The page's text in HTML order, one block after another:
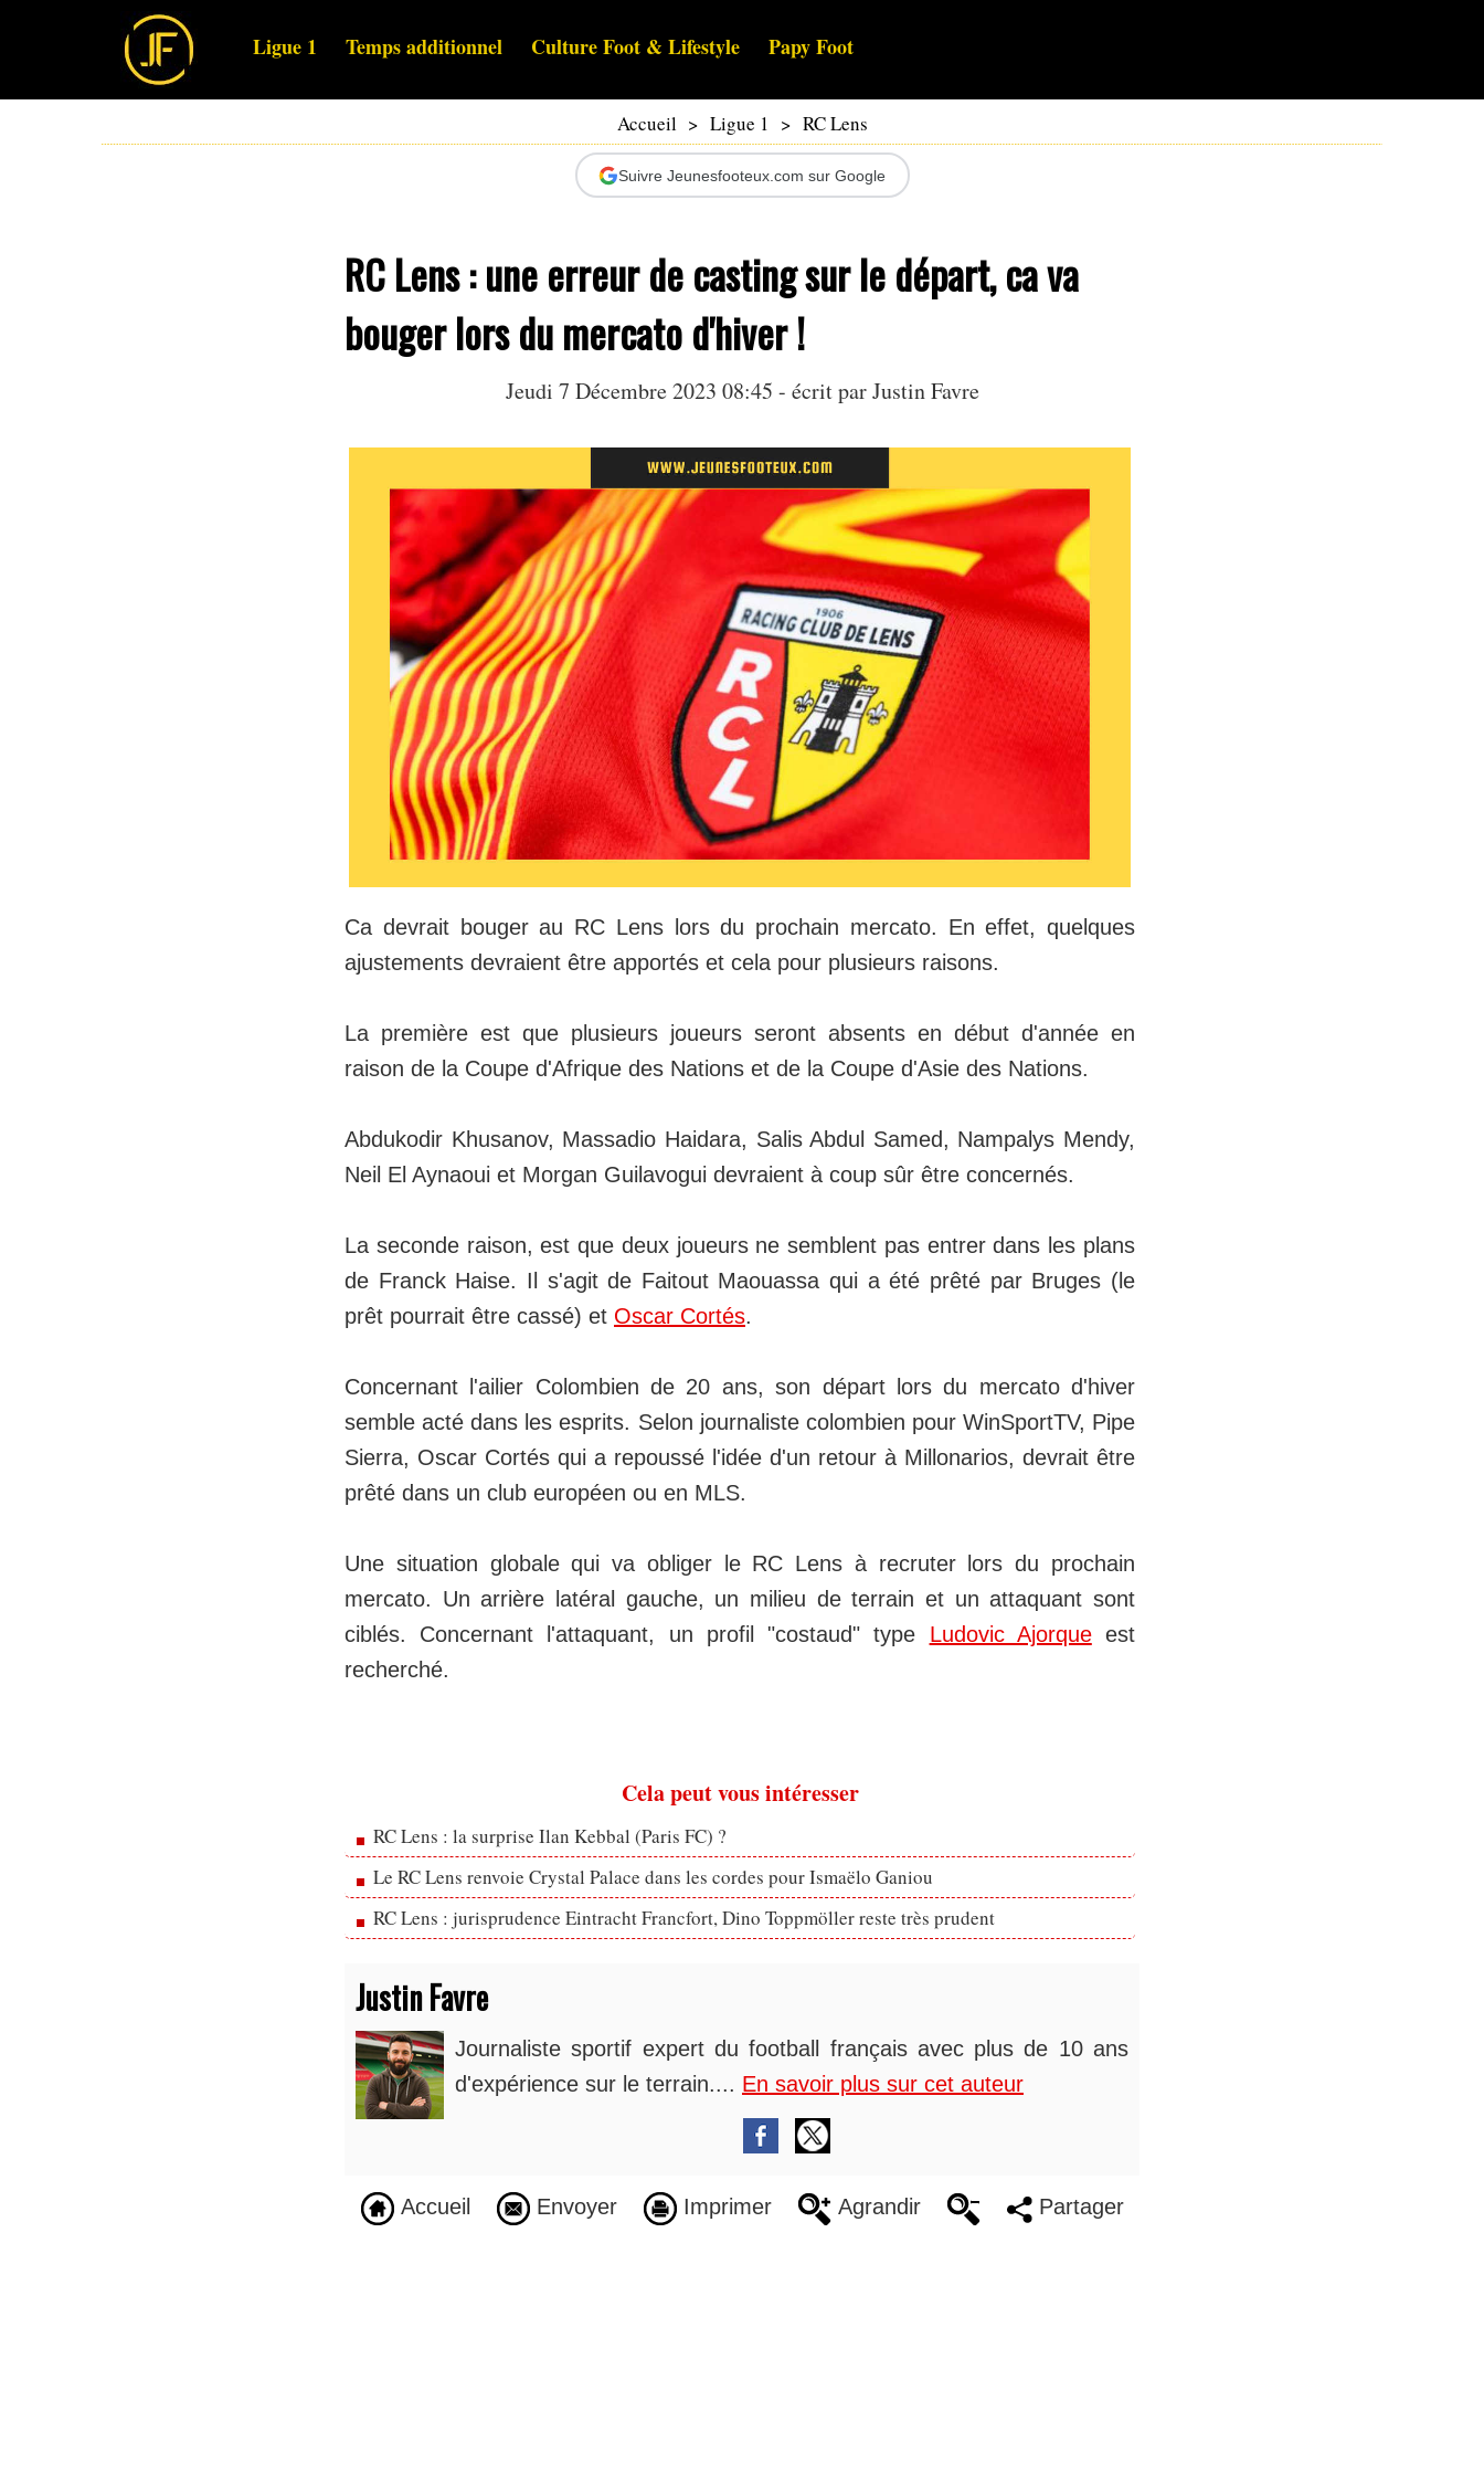
Ligue 1 Temps additionnel Culture Foot & Lifestyle Papy Foot
Accueil > Ligue 1 > RC Lens
Suivre Jeunesfooteux.com sur Google
RC Lens : une erreur de casting sur le départ, ca va
bouger lors du mercato d'hiver !
Jeudi 7 Décembre 2023 08:45 - écrit parJustin Favre
Ca devrait bouger au RC Lens lors du prochain mercato. En effet, quelques
ajustements devraient être apportés et cela pour plusieurs raisons.
La première est que plusieurs joueurs seront absents en début d'année en
raison de la Coupe d'Afrique des Nations et de la Coupe d'Asie des Nations.
Abdukodir Khusanov, Massadio Haidara, Salis Abdul Samed, Nampalys Mendy,
Neil El Aynaoui et Morgan Guilavogui devraient à coup sûr être concernés.
La seconde raison, est que deux joueurs ne semblent pas entrer dans les plans
de Franck Haise. Il s'agit de Faitout Maouassa qui a été prêté par Bruges (le
prêt pourrait être cassé) et Oscar Cortés.
Concernant l'ailier Colombien de 20 ans, son départ lors du mercato d'hiver
semble acté dans les esprits. Selon journaliste colombien pour WinSportTV, Pipe
Sierra, Oscar Cortés qui a repoussé l'idée d'un retour à Millonarios, devrait être
prêté dans un club européen ou en MLS.
Une situation globale qui va obliger le RC Lens à recruter lors du prochain
mercato. Un arrière latéral gauche, un milieu de terrain et un attaquant sont
ciblés. Concernant l'attaquant, un profil "costaud" type Ludovic Ajorqueest
recherché.
Cela peut vous intéresser
RC Lens : la surprise Ilan Kebbal (Paris FC) ?
Le RC Lens renvoie Crystal Palace dans les cordes pour Ismaëlo Ganiou
RC Lens : jurisprudence Eintracht Francfort, Dino Toppmöller reste très prudent
Justin Favre
Journaliste sportif expert du football français avec plus de 10 ans
d'expérience sur le terrain.... En savoir plus sur cet auteur
Accueil Envoyer Imprimer Agrandir Partager